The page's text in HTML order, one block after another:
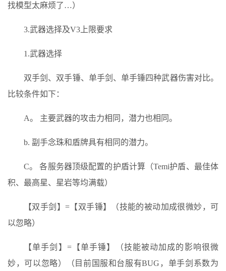
找模型太麻烦了…）
3.武器选择及V3上限要求
1.武器选择
双手剑、双手锤、单手剑、单手锤四种武器伤害对比。
比较条件如下：
A。 主要武器的攻击力相同，潜力也相同。
b. 副手念珠和盾牌具有相同的潜力。
C。 各服务器顶级配置的护盾计算（Temi护盾、最佳体
积、最高星、星岩等均满载）
【双手剑】=【双手锤】（技能的被动加成很微妙，可
以忽略）
【单手剑】=【单手锤】（技能被动加成的影响很微
妙，可以忽略）（目前国服和台服有BUG，单手剑系数为